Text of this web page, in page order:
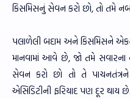
કિસમિસનું સેવન કરો છો, તો તમે
પલાળેલી બદામ અને કિસમિસને
માનવામાં આવે છે, જો તમે સવારના
સેવન કરો છો તો તે
એસિડિટીની ફરિયાદ પણ દૂર થાય છે.